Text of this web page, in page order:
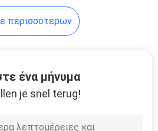
φρένων
περισσότερων
ένα μήνυμα
je snel terug!